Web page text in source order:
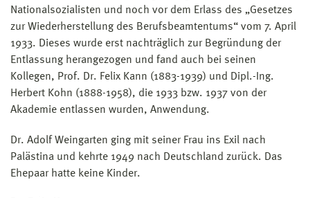
Nationalsozialisten und noch vor dem Erlass des „Gesetzes
zur Wiederherstellung des Berufsbeamtentums“ vom 7. April
1933. Dieses wurde erst nachträglich zur Begründung der
Entlassung herangezogen und fand auch bei seinen
Kollegen, Prof. Dr. Felix Kann (1883-1939) und Dipl.-Ing.
Herbert Kohn (1888-1958), die 1933 bzw. 1937 von der
Akademie entlassen wurden, Anwendung.
Dr. Adolf Weingarten ging mit seiner Frau ins Exil nach
Palästina und kehrte 1949 nach Deutschland zurück. Das
Ehepaar hatte keine Kinder.